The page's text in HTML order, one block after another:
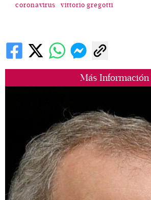
Más Información
coronavirus
vittorio gregotti